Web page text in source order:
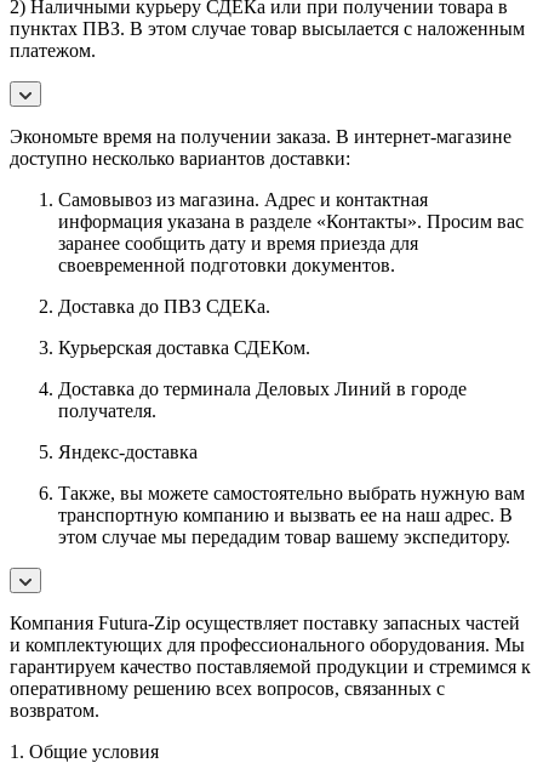
2) Наличными курьеру СДЕКа или при получении товара в
пунктах ПВЗ. В этом случае товар высылается с наложенным
платежом.
Экономьте время на получении заказа. В интернет-магазине
доступно несколько вариантов доставки:
Самовывоз из магазина. Адрес и контактная
информация указана в разделе «Контакты». Просим вас
заранее сообщить дату и время приезда для
своевременной подготовки документов.
Доставка до ПВЗ СДЕКа.
Курьерская доставка СДЕКом.
Доставка до терминала Деловых Линий в городе
получателя.
Яндекс-доставка
Также, вы можете самостоятельно выбрать нужную вам
транспортную компанию и вызвать ее на наш адрес. В
этом случае мы передадим товар вашему экспедитору.
Компания Futura-Zip осуществляет поставку запасных частей
и комплектующих для профессионального оборудования. Мы
гарантируем качество поставляемой продукции и стремимся к
оперативному решению всех вопросов, связанных с
возвратом.
1. Общие условия